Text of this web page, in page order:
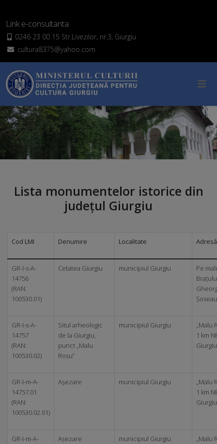
Link e-consultanta
0246 23 00 15 Str.Livezilor, nr.3, Giurgiu
cultura8375@yahoo.com
Lista monumentelor istorice din
județul Giurgiu
Cod LMI Denumire Localitate Adresă
GR-I-s-A-
14756
(RAN:
100530.01)
Cetatea Giurgiu municipiul Giurgiu
Pe
GR-I-s-A-
14757
(RAN:
100530.02)
Situl arheologic
de la Giurgiu,
punct „Malu
Roșu”
municipiul Giurgiu
„Malu
1 km
Giurgiu
GR-I-m-A-
14757.01
(RAN:
100530.02.01)
Așezare municipiul Giurgiu
„Malu
1 km
Giurgiu
GR-I-m-A-
Așezare municipiul Giurgiu
„Malu